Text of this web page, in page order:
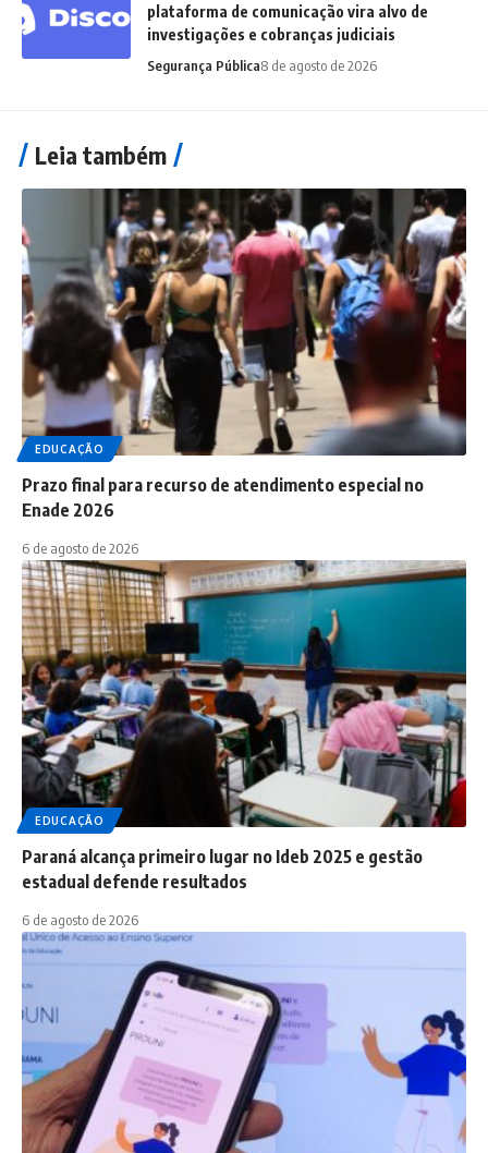
plataforma de comunicação vira alvo de
investigações e cobranças judiciais
Segurança Pública8 de agosto de 2026
Leia também
EDUCAÇÃO
Prazo final para recurso de atendimento especial no
Enade 2026
6 de agosto de 2026
EDUCAÇÃO
Paraná alcança primeiro lugar no Ideb 2025 e gestão
estadual defende resultados
6 de agosto de 2026